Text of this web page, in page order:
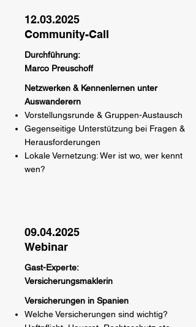
12.03.2025
Community-Call
Durchführung:
Marco Preuschoff
Netzwerken & Kennenlernen unter
Auswanderern
Vorstellungsrunde & Gruppen-Austausch
Gegenseitige Unterstützung bei Fragen &
Herausforderungen
Lokale Vernetzung: Wer ist wo, wer kennt
wen?
09.04.2025
Webinar
Gast-Experte:
Versicherungsmaklerin
Versicherungen in Spanien
Welche Versicherungen sind wichtig?